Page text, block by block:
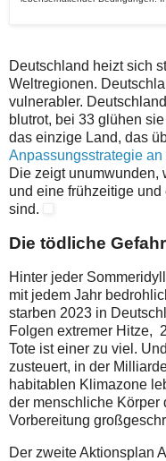
Deutschland heizt sich
Weltregionen.
vulnerabler.
blutrot, bei 33 glühen
das einzige Land, das
Anpassungsstrategie
Die zeigt
und eine frühzeitige
sind.
Die tödliche Gefahr
Hinter jeder
mit jedem Jahr
starben 2023 in
Folgen extremer Hitze,
Tote ist einer zu viel.
zusteuert, in der
habitablen Klimazone
der menschliche Körper
Vorbereitung
Der zweite Aktionsplan